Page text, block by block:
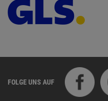
FOLGE UNS AUF